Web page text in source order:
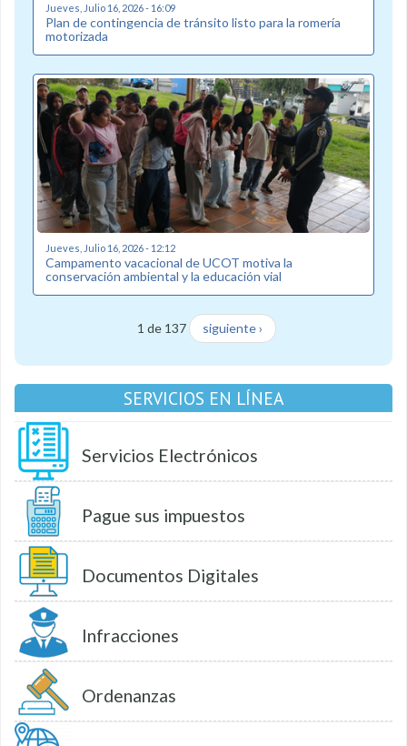
Jueves, Julio 16, 2026 - 16:09
Plan de contingencia de tránsito listo para la romería
motorizada
Jueves, Julio 16, 2026 - 12:12
Campamento vacacional de UCOT motiva la
conservación ambiental y la educación vial
1 de 137 siguiente ›
SERVICIOS EN LÍNEA
Servicios Electrónicos
Pague sus impuestos
Documentos Digitales
Infracciones
Ordenanzas